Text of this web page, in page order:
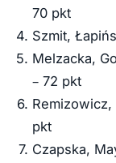
70 pkt
Szmit,
Melzacka,
– 72 pkt
pkt
Czapska,